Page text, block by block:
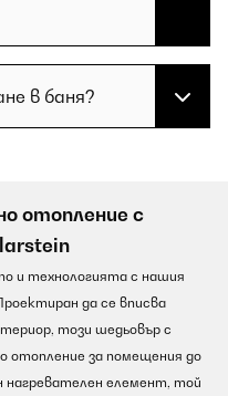
в баня?
отопление с
и технологията с нашия
да се вписва
този шедьовър с
отопление за помещения до
нагревателен елемент, той